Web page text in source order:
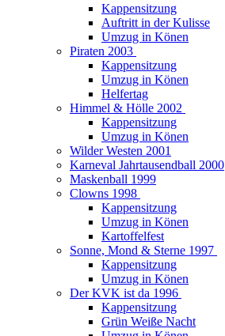
Kappensitzung
Auftritt in der Kulisse
Umzug in Könen
Piraten 2003
Kappensitzung
Umzug in Könen
Helfertag
Himmel & Hölle 2002
Kappensitzung
Umzug in Könen
Wilder Westen 2001
Karneval Jahrtausendball 2000
Maskenball 1999
Clowns 1998
Kappensitzung
Umzug in Könen
Kartoffelfest
Sonne, Mond & Sterne 1997
Kappensitzung
Umzug in Könen
Der KVK ist da 1996
Kappensitzung
Grün Weiße Nacht